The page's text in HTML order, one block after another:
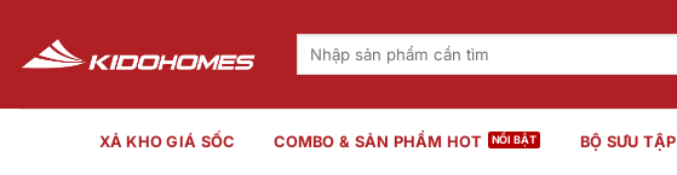
nội
dung
Tìm
XẢ KHO GIÁ SỐC COMBO & SẢN PHẨM HOT BỘ SƯU TẬP